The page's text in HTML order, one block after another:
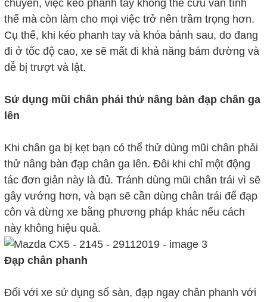
chuyển, việc kéo phanh tay không thể cứu vãn tình
thế mà còn làm cho mọi việc trở nên trầm trọng hơn.
Cụ thể, khi kéo phanh tay và khóa bánh sau, do đang
đi ở tốc độ cao, xe sẽ mất đi khả năng bám đường và
dễ bị trượt và lật.
Sử dụng mũi chân phải thử nâng bàn đạp chân ga
lên
Khi chân ga bị kẹt bạn có thể thử dùng mũi chân phải
thử nâng bàn đạp chân ga lên. Đôi khi chỉ một động
tác đơn giản này là đủ. Tránh dùng mũi chân trái vì sẽ
gây vướng hơn, và bạn sẽ cần dùng chân trái để đạp
côn và dừng xe bằng phương pháp khác nếu cách
này không hiệu quả.
Đạp chân phanh
Đối với xe sử dụng số sàn, đạp ngay chân phanh với